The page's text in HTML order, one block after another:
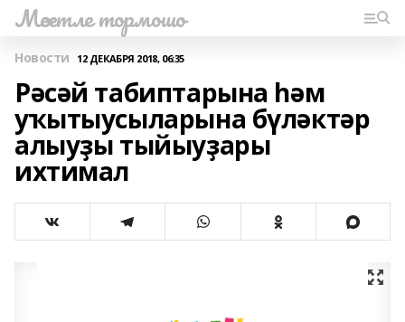
Мәсетле тормошо
Новости 12 ДЕКАБРЯ 2018, 06:35
Рәсәй табиптарына һәм
уҡытыусыларына бүләктәр
алыуҙы тыйыуҙары
ихтимал